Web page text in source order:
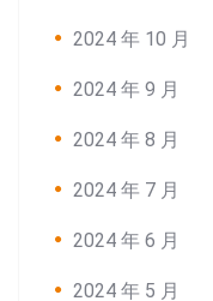
2024 年 10 月
2024 年 9 月
2024 年 8 月
2024 年 7 月
2024 年 6 月
2024 年 5 月